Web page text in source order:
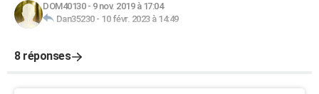
DOM40130- 9 nov. 2019 à 17:04
Dan35230- 10 févr. 2023 à 14:49
8 réponses